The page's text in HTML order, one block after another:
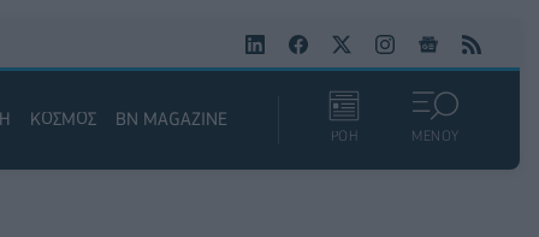
ΚΟΣΜΟΣ BN MAGAZINE
ΡΟΗ ΜΕΝΟΥ